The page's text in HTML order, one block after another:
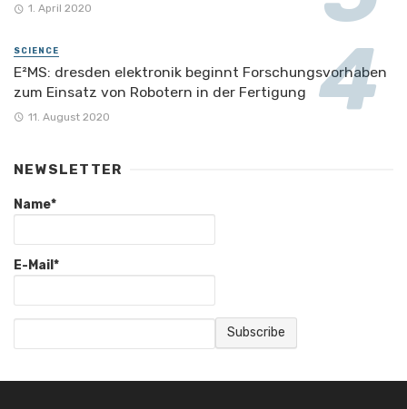
1. April 2020
SCIENCE
E²MS: dresden elektronik beginnt Forschungsvorhaben
zum Einsatz von Robotern in der Fertigung
11. August 2020
NEWSLETTER
Name*
E-Mail*